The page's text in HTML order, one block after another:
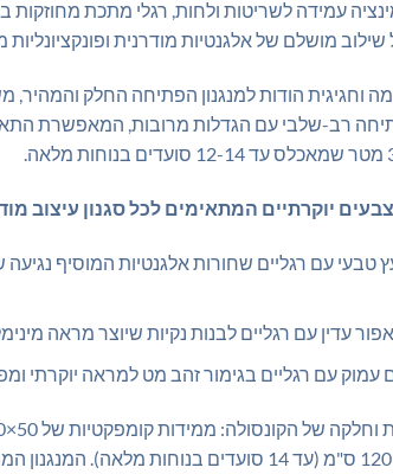
עמידה לשריטות ולחות, רגלי מתכת
מושלם של אלגנטיות מודרנית ופונקציונליות
חוויית אירוח מרשימה וחגיגית הודות למנגנון הפתיחה
כולל מנגנון פתיחה רב-שלבי עם הגדלות מרובות,
טבעי עם רגליים שחורות אלגנטיות המוסיף
עדין עם רגליים לבנות נקיות שיוצר מראה
עמוק עם רגליים בגימור זהב מט למראה יוקרתי
150×120 ס"מ (עד 6 סועדים) ועד למידות מרשימות של 300×120